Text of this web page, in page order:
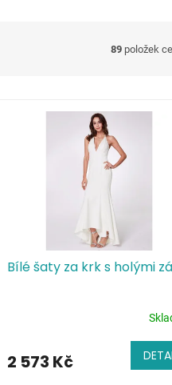
89 položek
Bílé šaty za krk s holými
2 573 Kč